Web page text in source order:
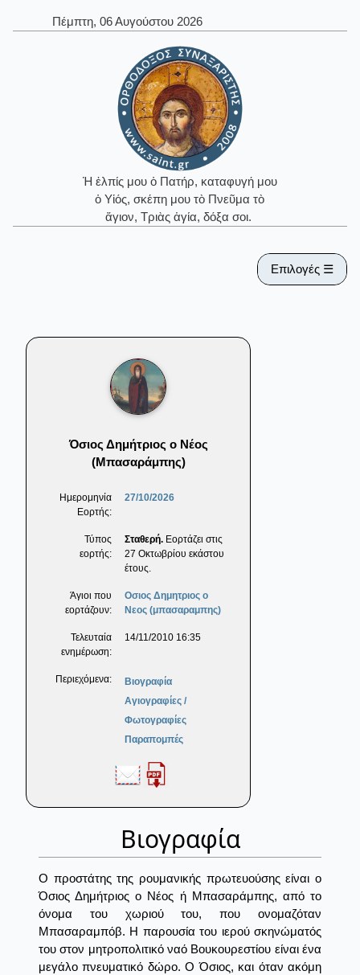
Πέμπτη, 06 Αυγούστου 2026
Ἡ ἐλπίς μου ὁ Πατήρ, καταφυγή μου
ὁ Υἱός, σκέπη μου τὸ Πνεῦμα τὸ
ἅγιον, Τριὰς ἁγία, δόξα σοι.
Επιλογές ☰
Όσιος Δημήτριος ο Νέος
(Μπασαράμπης)
Ημερομηνία
Εορτής:
27/10/2026
Τύπος
εορτής:
Σταθερή. Εορτάζει στις
27 Οκτωβρίου εκάστου
έτους.
Άγιοι που
εορτάζουν:
Οσιος Δημητριος ο
Νεος (μπασαραμπης)
Τελευταία
ενημέρωση:
14/11/2010 16:35
Περιεχόμενα:
Βιογραφία
Αγιογραφίες /
Φωτογραφίες
Παραπομπές
Βιογραφία
Ο προστάτης της ρουμανικής πρωτευούσης είναι ο
Όσιος Δημήτριος ο Νέος ή Μπασαράμπης, από το
όνομα του χωριού του, που ονομαζόταν
Μπασαραμπόβ. Η παρουσία του ιερού σκηνώματός
του στον μητροπολιτικό ναό Βουκουρεστίου είναι ένα
μεγάλο πνευματικό δώρο. Ο Όσιος, και όταν ακόμη